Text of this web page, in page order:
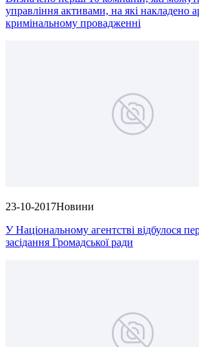
управління активами, на які накладено
кримінальному провадженні
23-10-2017Новини
У Національному агентстві відбулося
засідання Громадської ради